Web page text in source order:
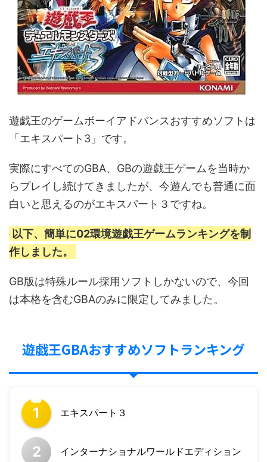
遊戯王のゲームボーイアドバンスおすすめソフトは
「エキスパート3」です。
実際にすべてのGBA、GBの遊戯王ゲームを当時か
らプレイし続けてきましたが、今遊んでも普通に面
白いと思えるのがエキスパート３ですね。
以下、簡単に02環境遊戯王ゲームランキングを制
作しました。
GB版は特殊ルール採用ソフトしかないので、今回
は本格を含むGBAのみに限定してみました。
遊戯王GBAおすすめソフトランキング
1 エキスパート３
2 インターナショナルワールドエディション